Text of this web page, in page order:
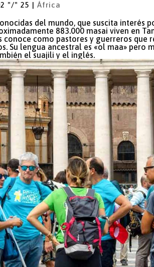
"/" 25 |África
del mundo, que suscita interés
883.000 masai viven en
conoce como pastores y guerreros que
Su lengua ancestral es «ol maa» pero
el suajili y el inglés.